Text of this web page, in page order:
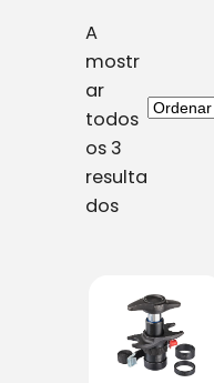
A
mostr
ar
todos
os 3
resulta
dosO
a